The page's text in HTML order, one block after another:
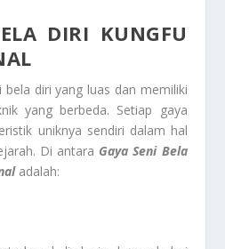
DIRI KUNGFU
bela diri yang luas dan memiliki
yang berbeda. Setiap gaya
uniknya sendiri dalam hal
Di antara Gaya Seni Bela
adalah: